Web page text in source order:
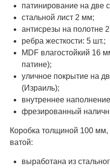
патинирование на две
стальной лист 2 мм;
антисрезы на полотне
ребра жесткости: 5 шт.;
MDF влагостойкий 16
патине);
уличное покрытие на
(Израиль);
внутреннее
фрезированный
Коробка толщиной 100
ватой:
выработана из